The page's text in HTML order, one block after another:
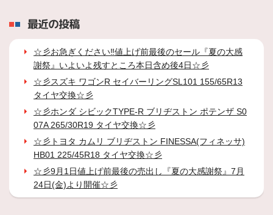
最近の投稿
☆彡お急ぎください‼値上げ前最後のセール『夏の大感
謝祭』いよいよ残すところ本日含め後4日☆彡
☆彡スズキ ワゴンR セイバーリングSL101 155/65R13
タイヤ交換☆彡
☆彡ホンダ シビックTYPE-R ブリヂストン ポテンザ S0
07A 265/30R19 タイヤ交換☆彡
☆彡トヨタ カムリ ブリヂストン FINESSA(フィネッサ)
HB01 225/45R18 タイヤ交換☆彡
☆彡9月1日値上げ前最後の売出し『夏の大感謝祭』7月
24日(金)より開催☆彡